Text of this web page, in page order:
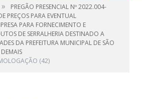
»
PREGÃO PRESENCIAL Nº 2022.004-
PREÇOS PARA EVENTUAL
PARA FORNECIMENTO E
DE SERRALHERIA DESTINADO A
DA PREFEITURA MUNICIPAL DE SÃO
(42)